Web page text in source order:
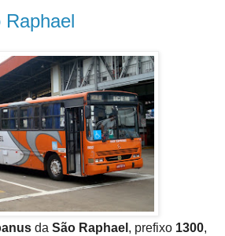
Raphael
da São Raphael , prefixo 1300,